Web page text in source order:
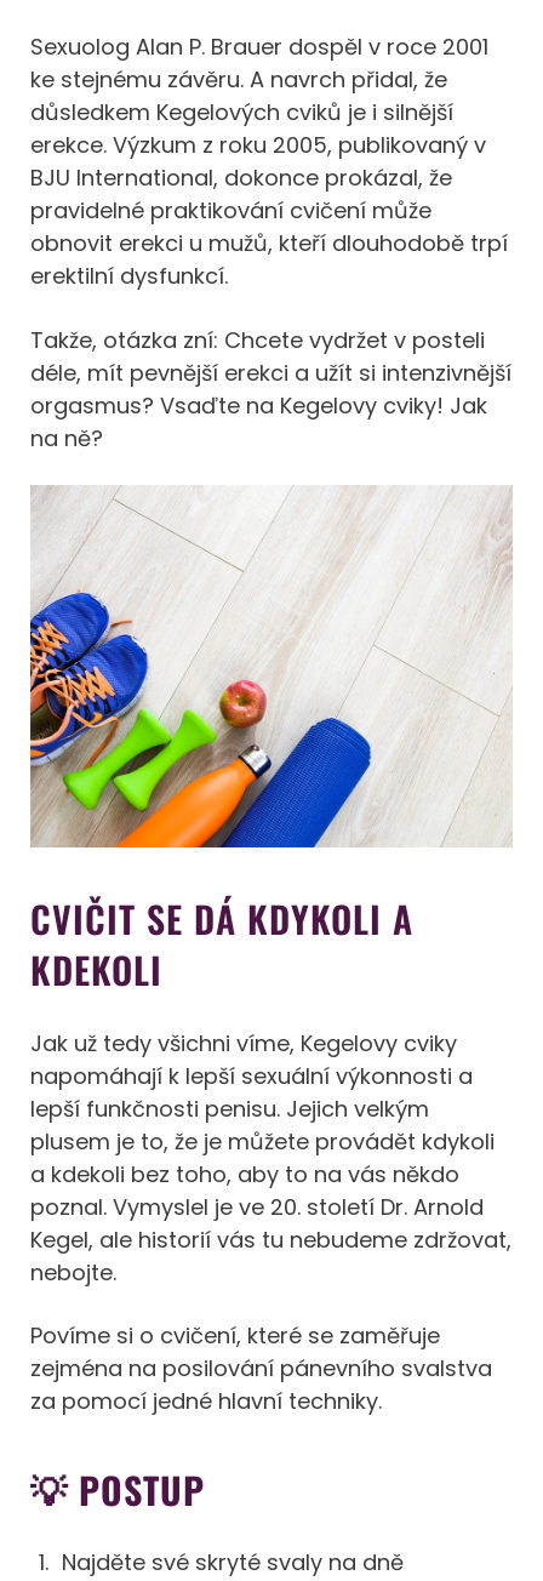
Sexuolog Alan P. Brauer dospěl v roce 2001
ke stejnému závěru. A navrch přidal, že
důsledkem Kegelových cviků je i silnější
erekce. Výzkum z roku 2005, publikovaný v
BJU International, dokonce prokázal, že
pravidelné praktikování cvičení může
obnovit erekci u mužů, kteří dlouhodobě trpí
erektilní dysfunkcí.
Takže, otázka zní: Chcete vydržet v posteli
déle, mít pevnější erekci a užít si intenzivnější
orgasmus? Vsaďte na Kegelovy cviky! Jak
na ně?
CVIČIT SE DÁ KDYKOLI A
KDEKOLI
Jak už tedy všichni víme, Kegelovy cviky
napomáhají k lepší sexuální výkonnosti a
lepší funkčnosti penisu. Jejich velkým
plusem je to, že je můžete provádět kdykoli
a kdekoli bez toho, aby to na vás někdo
poznal. Vymyslel je ve 20. století Dr. Arnold
Kegel, ale historií vás tu nebudeme zdržovat,
nebojte.
Povíme si o cvičení, které se zaměřuje
zejména na posilování pánevního svalstva
za pomocí jedné hlavní techniky.
💡 POSTUP
Najděte své skryté svaly na dně